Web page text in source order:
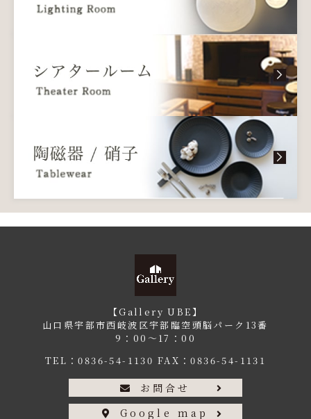
【Gallery UBE】
山口県宇部市西岐波区宇部臨空頭脳パーク13番
9：00〜17：00
TEL：0836-54-1130 FAX：0836-54-1131
お問合せ
Google map